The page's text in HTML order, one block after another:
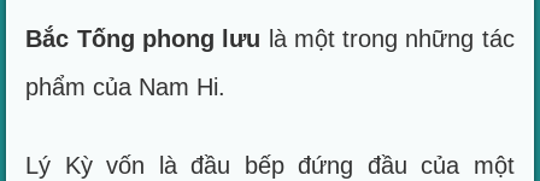
Bắc Tống phong lưu là một trong những tác
phẩm của Nam Hi.
Lý Kỳ vốn là đầu bếp đứng đầu của một